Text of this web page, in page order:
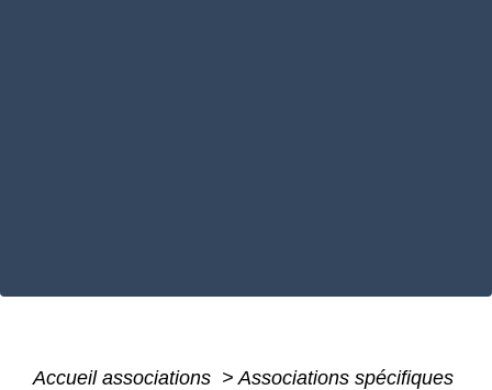
Accueil associations > Associations spécifiques